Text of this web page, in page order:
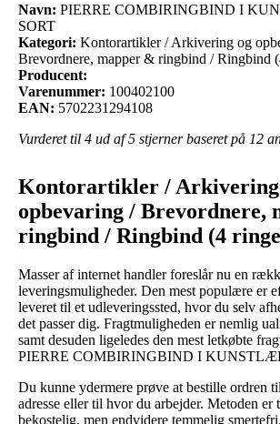
Navn: PIERRE COMBIRINGBIND I
SORT
Kategori: Kontorartikler / Arkivering og
Brevordnere, mapper & ringbind / Ringbind
Producent:
Varenummer: 100402100
EAN: 5702231294108
Vurderet til 4 ud af 5 stjerner baseret på 12
Kontorartikler / Arkivering
opbevaring / Brevordnere,
ringbind / Ringbind (4
Masser af internet handler foreslår nu en
leveringsmuligheder. Den mest populære er
leveret til et udleveringssted, hvor du selv
det passer dig. Fragtmuligheden er nemlig
samt desuden ligeledes den mest letkøbte
PIERRE COMBIRINGBIND I
Du kunne ydermere prøve at bestille ordren
adresse eller til hvor du arbejder. Metoden er
bekostelig, men endvidere temmelig